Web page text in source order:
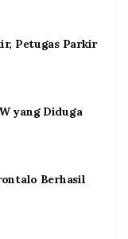
Petugas Parkir
yang Diduga
Berhasil